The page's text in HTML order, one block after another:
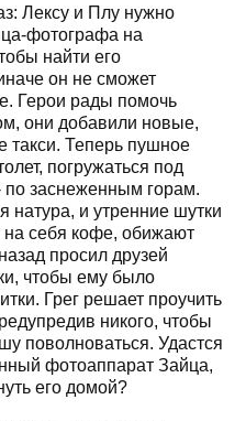
Лексу и Плу нужно
фотографа на
найти его
он не сможет
Герои рады помочь
они добавили новые,
такси. Теперь пушное
погружаться под
по заснеженным горам.
натура, и утренние шутки
на себя кофе, обижают
просил друзей
чтобы ему было
Грег решает проучить
никого, чтобы
поволноваться. Удастся
фотоаппарат Зайца,
его домой?